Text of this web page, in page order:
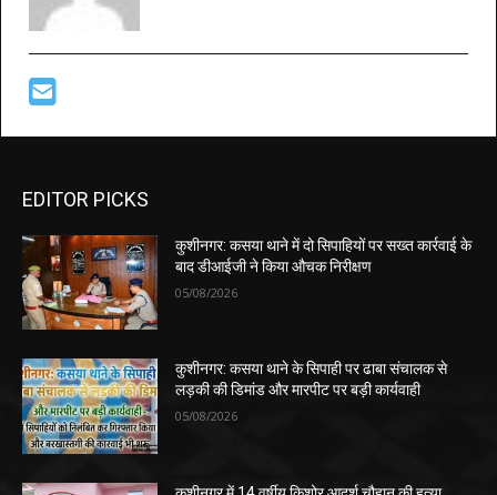
EDITOR PICKS
कुशीनगर: कसया थाने में दो सिपाहियों पर सख्त कार्रवाई के
बाद डीआईजी ने किया औचक निरीक्षण
05/08/2026
कुशीनगर: कसया थाने के सिपाही पर ढाबा संचालक से
लड़की की डिमांड और मारपीट पर बड़ी कार्यवाही
05/08/2026